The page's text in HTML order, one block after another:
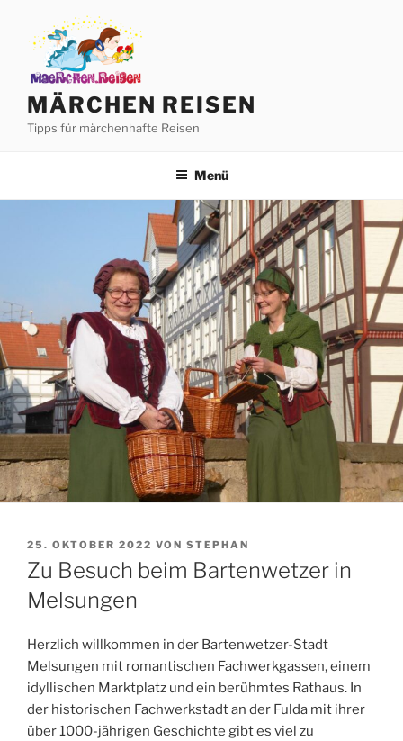
springen
MÄRCHEN REISEN
Tipps für märchenhafte Reisen
Menü
VERÖFFENTLICHT
AM
25. OKTOBER 2022 VON STEPHAN
Zu Besuch beim Bartenwetzer in
Melsungen
Herzlich willkommen in der Bartenwetzer-Stadt
Melsungen mit romantischen Fachwerkgassen, einem
idyllischen Marktplatz und ein berühmtes Rathaus. In
der historischen Fachwerkstadt an der Fulda mit ihrer
über 1000-jährigen Geschichte gibt es viel zu